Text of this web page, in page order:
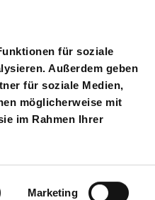
für soziale
Außerdem geben
für soziale Medien,
möglicherweise mit
im Rahmen Ihrer
Marketing
Anmeldung